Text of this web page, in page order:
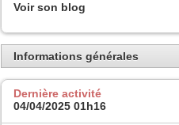
Voir son blog
Informations générales
Dernière activité
04/04/2025 01h16